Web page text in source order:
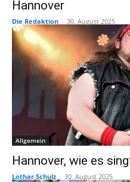
Hannover
Die Redaktion - 30. August 2025
Allgemein
Hannover, wie es
Lothar Schulz - 30. August 2025